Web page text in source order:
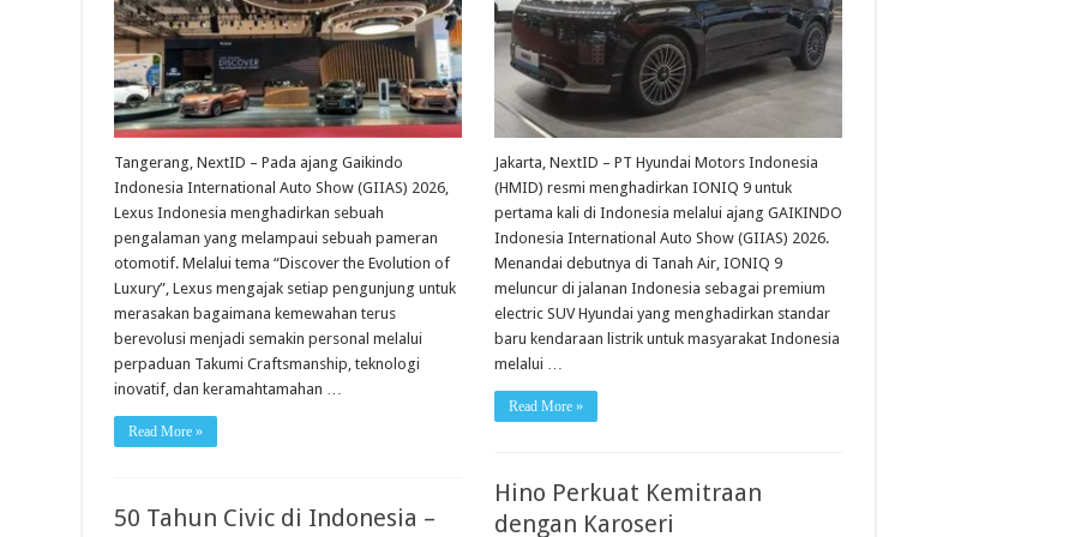
Tangerang, NextID – Pada ajang Gaikindo
Indonesia International Auto Show (GIIAS) 2026,
Lexus Indonesia menghadirkan sebuah
pengalaman yang melampaui sebuah pameran
otomotif. Melalui tema “Discover the Evolution of
Luxury”, Lexus mengajak setiap pengunjung untuk
merasakan bagaimana kemewahan terus
berevolusi menjadi semakin personal melalui
perpaduan Takumi Craftsmanship, teknologi
inovatif, dan keramahtamahan …
Read More »
Jakarta, NextID – PT Hyundai Motors Indonesia
(HMID) resmi menghadirkan IONIQ 9 untuk
pertama kali di Indonesia melalui ajang GAIKINDO
Indonesia International Auto Show (GIIAS) 2026.
Menandai debutnya di Tanah Air, IONIQ 9
meluncur di jalanan Indonesia sebagai premium
electric SUV Hyundai yang menghadirkan standar
baru kendaraan listrik untuk masyarakat Indonesia
melalui …
Read More »
Hino Perkuat Kemitraan
dengan Karoseri
50 Tahun Civic di Indonesia –